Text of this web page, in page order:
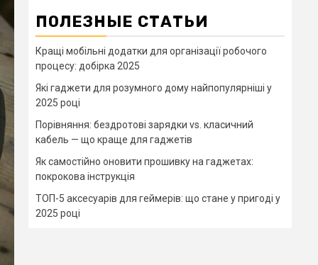
ПОЛЕЗНЫЕ СТАТЬИ
Кращі мобільні додатки для організації робочого
процесу: добірка 2025
Які гаджети для розумного дому найпопулярніші у
2025 році
Порівняння: бездротові зарядки vs. класичний
кабель — що краще для гаджетів
Як самостійно оновити прошивку на гаджетах:
покрокова інструкція
ТОП-5 аксесуарів для геймерів: що стане у пригоді у
2025 році